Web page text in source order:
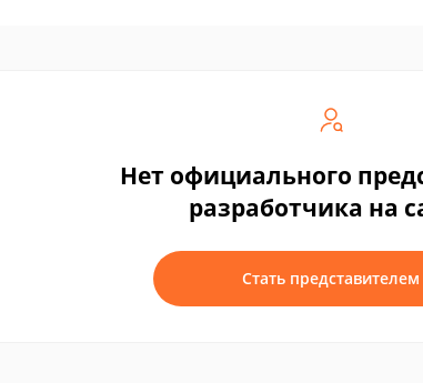
Нет официального
разработчика на
Стать представителем